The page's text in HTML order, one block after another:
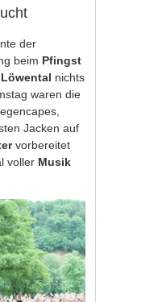
der
beim Pfingst
nichts
waren die
Jacken auf
vorbereitet
voller Musik